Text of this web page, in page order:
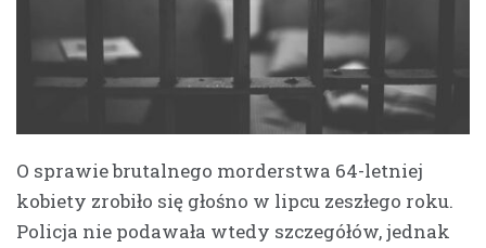
O sprawie brutalnego morderstwa 64-letniej
kobiety zrobiło się głośno w lipcu zeszłego roku.
Policja nie podawała wtedy szczegółów, jednak